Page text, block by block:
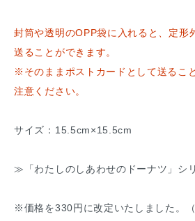
封筒や透明のOPP袋に入れると、定形
送ることができます。
※そのままポストカードとして送るこ
注意ください。
サイズ：15.5cm×15.5cm
≫「わたしのしあわせのドーナツ」シ
※価格を330円に改定いたしました。